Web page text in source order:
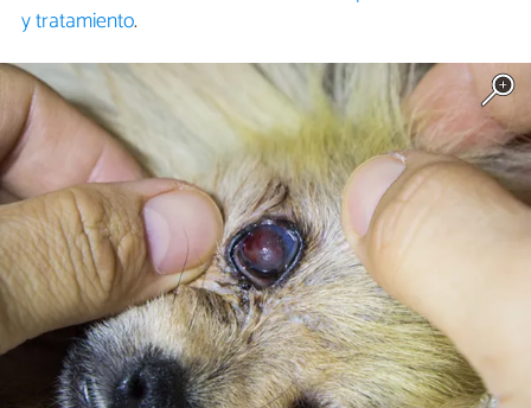
y tratamiento.